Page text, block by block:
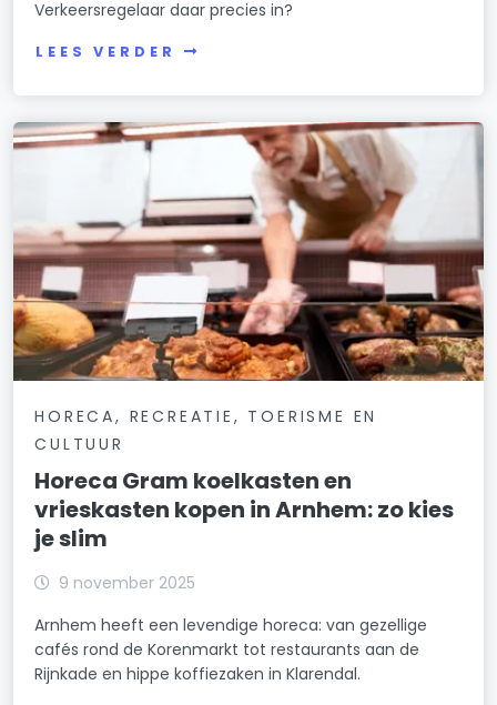
Verkeersregelaar daar precies in?
LEES VERDER
HORECA, RECREATIE, TOERISME EN
CULTUUR
Horeca Gram koelkasten en
vrieskasten kopen in Arnhem: zo kies
je slim
9 november 2025
Arnhem heeft een levendige horeca: van gezellige
cafés rond de Korenmarkt tot restaurants aan de
Rijnkade en hippe koffiezaken in Klarendal.